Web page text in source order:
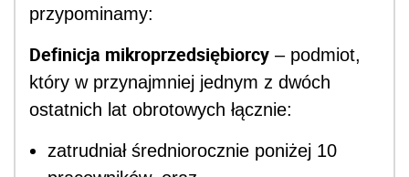
przypominamy:
Definicja mikroprzedsiębiorcy – podmiot,
który w przynajmniej jednym z dwóch
ostatnich lat obrotowych łącznie:
zatrudniał średniorocznie poniżej 10